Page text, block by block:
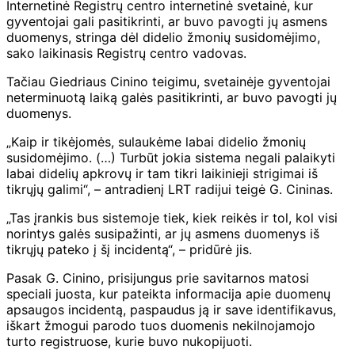
Internetinė Registrų centro internetinė svetainė, kur
gyventojai gali pasitikrinti, ar buvo pavogti jų asmens
duomenys, stringa dėl didelio žmonių susidomėjimo,
sako laikinasis Registrų centro vadovas.
Tačiau Giedriaus Cinino teigimu, svetainėje gyventojai
neterminuotą laiką galės pasitikrinti, ar buvo pavogti jų
duomenys.
„Kaip ir tikėjomės, sulaukėme labai didelio žmonių
susidomėjimo. (…) Turbūt jokia sistema negali palaikyti
labai didelių apkrovų ir tam tikri laikinieji strigimai iš
tikrųjų galimi“, – antradienį LRT radijui teigė G. Cininas.
„Tas įrankis bus sistemoje tiek, kiek reikės ir tol, kol visi
norintys galės susipažinti, ar jų asmens duomenys iš
tikrųjų pateko į šį incidentą“, – pridūrė jis.
Pasak G. Cinino, prisijungus prie savitarnos matosi
speciali juosta, kur pateikta informacija apie duomenų
apsaugos incidentą, paspaudus ją ir save identifikavus,
iškart žmogui parodo tuos duomenis nekilnojamojo
turto registruose, kurie buvo nukopijuoti.